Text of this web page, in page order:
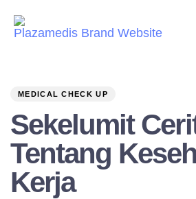
MEDICAL CHECK UP
Sekelumit
Tentang
Kerja